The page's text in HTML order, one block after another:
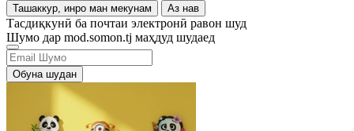
Ташаккур, инро ман мекунам Аз нав
Тасдиқкунӣ ба почтаи электронӣ равон шуд
Шумо дар mod.somon.tj маҳдуд шудаед
Обуна шудан